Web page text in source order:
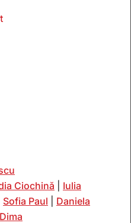
Ciochină
Iulia
Sofia Paul
Daniela